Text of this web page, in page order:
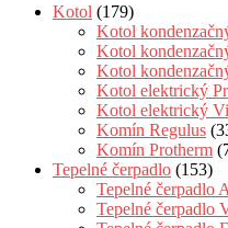
Kotol (179)
Kotol
Kotol
Kotol
Kotol elektrický
Kotol elektrický
Komín Regulus
Komín Protherm
Tepelné čerpadlo (153)
Tepelné čerpadlo
Tepelné čerpadlo